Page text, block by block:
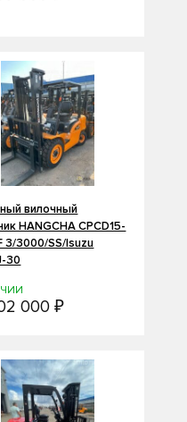
вилочный
HANGCHA CPCD15-
3/3000/SS/Isuzu
30
000 ₽